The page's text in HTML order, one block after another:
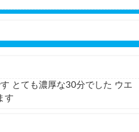
とても濃厚な30分でした ウエ
す